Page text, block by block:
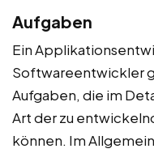
Aufgaben
Ein
Softwareentwickler
Aufgaben, die im
Art der zu
können. Im